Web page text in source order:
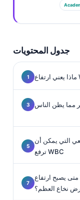
جدول المحتويات
مما يظن الناس
التي يمكن أن
ترفع WBC
متى يصبح ارتفاع WBC علامة حمراء لابيضاض الدم
نخاع العظم؟